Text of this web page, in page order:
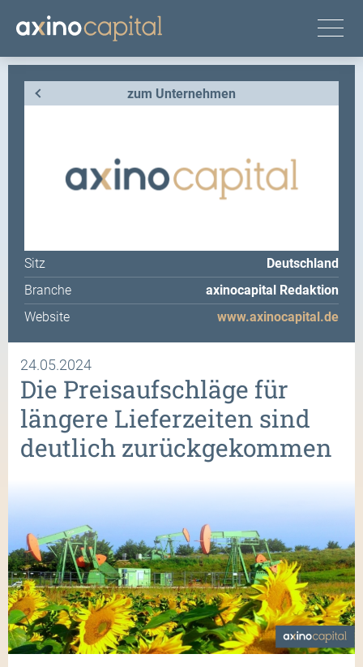
zum Unternehmen
Sitz
Deutschland
Branche
axinocapital Redaktion
Website
www.axinocapital.de
24.05.2024
Die Preisaufschläge für
längere Lieferzeiten sind
deutlich zurückgekommen